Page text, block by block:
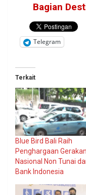
Bagian
Telegram
Terkait
Blue Bird Bali Raih
Penghargaan Gerakan
Nasional Non Tunai
Bank Indonesia